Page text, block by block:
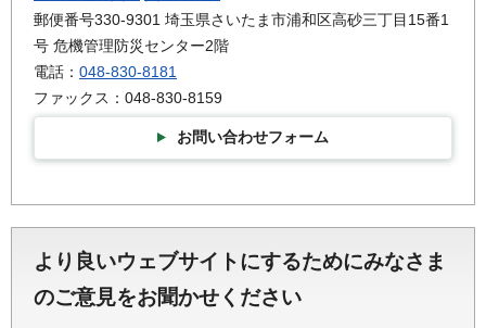
郵便番号330-9301 埼玉県さいたま市浦和区高砂三丁目15番1
号 危機管理防災センター2階
電話： 048-830-8181
ファックス：048-830-8159
お問い合わせフォーム
より良いウェブサイトにするためにみなさま
のご意見をお聞かせください